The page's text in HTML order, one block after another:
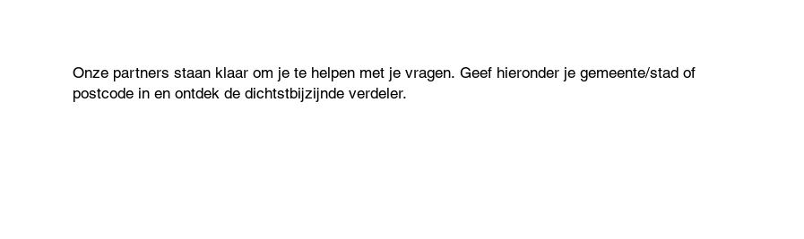
Onze partners staan klaar om je te helpen met je vragen. Geef hieronder je gemeente/stad of
postcode in en ontdek de dichtstbijzijnde verdeler.